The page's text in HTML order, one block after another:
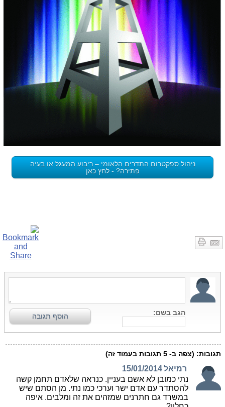
ניהול ספקטרום התדרים הלאומי – ריבוע המעגל או בעיה
פתירה? - לחץ כאן